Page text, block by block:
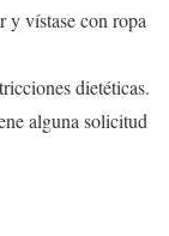
y vístase con ropa
dietéticas.
alguna solicitud